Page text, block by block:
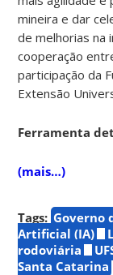
mineira e dar
de melhorias na
cooperação
participação da
Extensão
Ferramenta
(mais…)
Tags: Governo
Artificial (IA)
rodoviária
Santa Catarina